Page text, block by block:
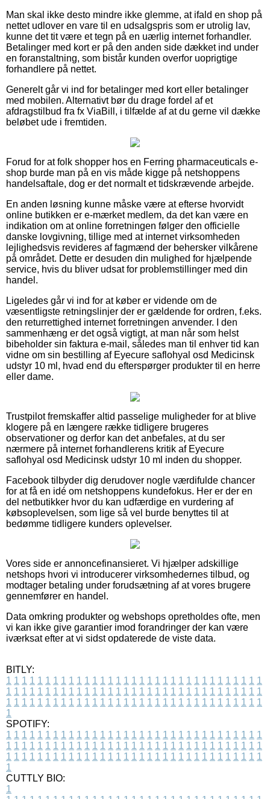
Man skal ikke desto mindre ikke glemme, at ifald en shop på
nettet udlover en vare til en udsalgspris som er utrolig lav,
kunne det tit være et tegn på en uærlig internet forhandler.
Betalinger med kort er på den anden side dækket ind under
en foranstaltning, som bistår kunden overfor uoprigtige
forhandlere på nettet.
Generelt går vi ind for betalinger med kort eller betalinger
med mobilen. Alternativt bør du drage fordel af et
afdragstilbud fra fx ViaBill, i tilfælde af at du gerne vil dække
beløbet ude i fremtiden.
Forud for at folk shopper hos en Ferring pharmaceuticals e-
shop burde man på en vis måde kigge på netshoppens
handelsaftale, dog er det normalt et tidskrævende arbejde.
En anden løsning kunne måske være at efterse hvorvidt
online butikken er e-mærket medlem, da det kan være en
indikation om at online forretningen følger den officielle
danske lovgivning, tillige med at internet virksomheden
lejlighedsvis revideres af fagmænd der behersker vilkårene
på området. Dette er desuden din mulighed for hjælpende
service, hvis du bliver udsat for problemstillinger med din
handel.
Ligeledes går vi ind for at køber er vidende om de
væsentligste retningslinjer der er gældende for ordren, f.eks.
den returrettighed internet forretningen anvender. I den
sammenhæng er det også vigtigt, at man når som helst
bibeholder sin faktura e-mail, således man til enhver tid kan
vidne om sin bestilling af Eyecure saflohyal osd Medicinsk
udstyr 10 ml, hvad end du efterspørger produkter til en herre
eller dame.
Trustpilot fremskaffer altid passelige muligheder for at blive
klogere på en længere række tidligere brugeres
observationer og derfor kan det anbefales, at du ser
nærmere på internet forhandlerens kritik af Eyecure
saflohyal osd Medicinsk udstyr 10 ml inden du shopper.
Facebook tilbyder dig derudover nogle værdifulde chancer
for at få en idé om netshoppens kundefokus. Her er der en
del netbutikker hvor du kan udfærdige en vurdering af
købsoplevelsen, som lige så vel burde benyttes til at
bedømme tidligere kunders oplevelser.
Vores side er annoncefinansieret. Vi hjælper adskillige
netshops hvori vi introducerer virksomhedernes tilbud, og
modtager betaling under forudsætning af at vores brugere
gennemfører en handel.
Data omkring produkter og webshops opretholdes ofte, men
vi kan ikke give garantier imod forandringer der kan være
iværksat efter at vi sidst opdaterede de viste data.
BITLY:
1 1 1 1 1 1 1 1 1 1 1 1 1 1 1 1 1 1 1 1 1 1 1 1 1 1 1 1 1 1 1 1 1
1 1 1 1 1 1 1 1 1 1 1 1 1 1 1 1 1 1 1 1 1 1 1 1 1 1 1 1 1 1 1 1 1
1 1 1 1 1 1 1 1 1 1 1 1 1 1 1 1 1 1 1 1 1 1 1 1 1 1 1 1 1 1 1 1 1
1
SPOTIFY:
1 1 1 1 1 1 1 1 1 1 1 1 1 1 1 1 1 1 1 1 1 1 1 1 1 1 1 1 1 1 1 1 1
1 1 1 1 1 1 1 1 1 1 1 1 1 1 1 1 1 1 1 1 1 1 1 1 1 1 1 1 1 1 1 1 1
1 1 1 1 1 1 1 1 1 1 1 1 1 1 1 1 1 1 1 1 1 1 1 1 1 1 1 1 1 1 1 1 1
1
CUTTLY BIO:
1